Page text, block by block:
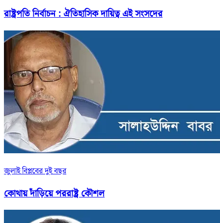
রাষ্ট্রপতি নির্বাচন : ঐতিহাসিক দায়িত্ব এই সংসদের
জুলাই বিপ্লবের দুই বছর
কোথায় দাঁড়িয়ে পররাষ্ট্র কৌশল